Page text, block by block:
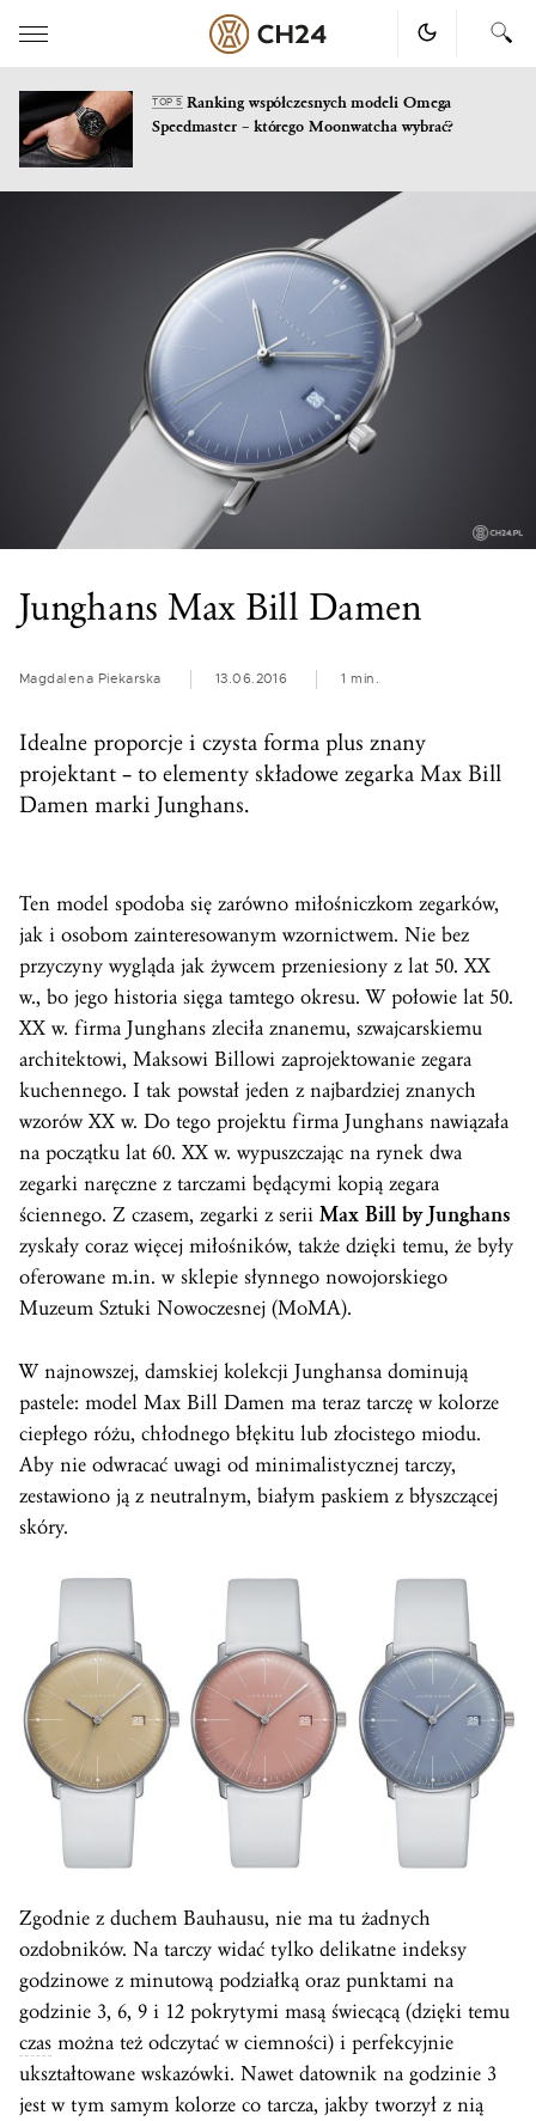
TOP 5Ranking współczesnych modeli Omega
Speedmaster – którego Moonwatcha wybrać?
Junghans Max Bill Damen
Magdalena Piekarska 13.06.2016 1 min.
Idealne proporcje i czysta forma plus znany
projektant – to elementy składowe zegarka Max Bill
Damen marki Junghans.
Ten model spodoba się zarówno miłośniczkom zegarków,
jak i osobom zainteresowanym wzornictwem. Nie bez
przyczyny wygląda jak żywcem przeniesiony z lat 50. XX
w., bo jego historia sięga tamtego okresu. W połowie lat 50.
XX w. firma Junghans zleciła znanemu, szwajcarskiemu
architektowi, Maksowi Billowi zaprojektowanie zegara
kuchennego. I tak powstał jeden z najbardziej znanych
wzorów XX w. Do tego projektu firma Junghans nawiązała
na początku lat 60. XX w. wypuszczając na rynek dwa
zegarki naręczne z tarczami będącymi kopią zegara
ściennego. Z czasem, zegarki z serii Max Bill by Junghans
zyskały coraz więcej miłośników, także dzięki temu, że były
oferowane m.in. w sklepie słynnego nowojorskiego
Muzeum Sztuki Nowoczesnej (MoMA).
W najnowszej, damskiej kolekcji Junghansa dominują
pastele: model Max Bill Damen ma teraz tarczę w kolorze
ciepłego różu, chłodnego błękitu lub złocistego miodu.
Aby nie odwracać uwagi od minimalistycznej tarczy,
zestawiono ją z neutralnym, białym paskiem z błyszczącej
skóry.
Zgodnie z duchem Bauhausu, nie ma tu żadnych
ozdobników. Na tarczy widać tylko delikatne indeksy
godzinowe z minutową podziałką oraz punktami na
godzinie 3, 6, 9 i 12 pokrytymi masą świecącą (dzięki temu
czas można też odczytać w ciemności) i perfekcyjnie
ukształtowane wskazówki. Nawet datownik na godzinie 3
jest w tym samym kolorze co tarcza, jakby tworzył z nią